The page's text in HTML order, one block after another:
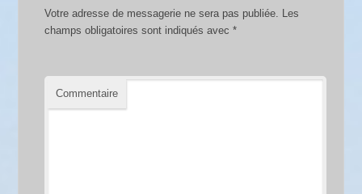
Votre adresse de messagerie ne sera pas publiée. Les
champs obligatoires sont indiqués avec*
Commentaire